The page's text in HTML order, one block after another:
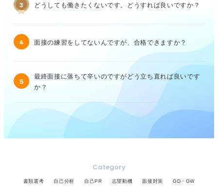
3 どうしても働きたくないです。どうすれば良いですか？
4 面接の練習をしてないんですが、合格できますか？
5
最終面接に落ちて辛いのですがどう立ち直れば良いです
か？
Category
書類選考 自己分析 自己PR 志望動機 面接対策 GD・GW